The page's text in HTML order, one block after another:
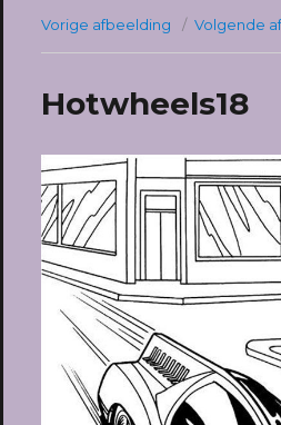
Vorige afbeelding Volgende
Hotwheels18